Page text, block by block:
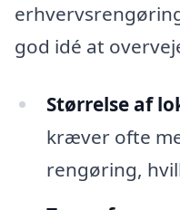
god idé at
Størrelse af
kræver ofte
rengøring,